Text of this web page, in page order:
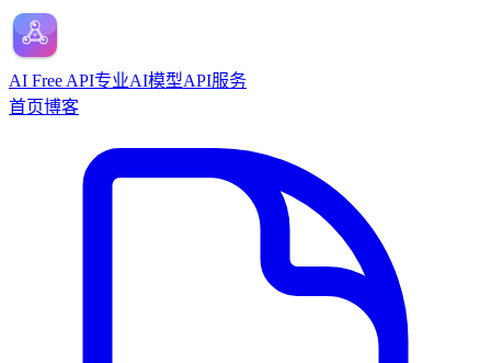
AI Free API专业AI模型API服务
首页博客